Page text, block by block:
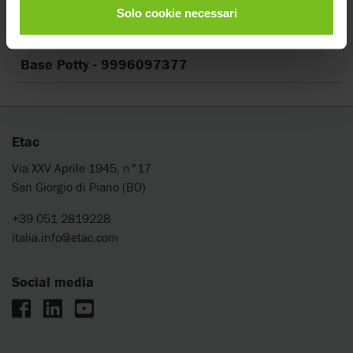
Solo cookie necessari
Cancella filtri
Manuale di montaggio
Base Potty - 9996097377
Etac
Via XXV Aprile 1945, n°17
San Giorgio di Piano (BO)
+39 051 2819228
italia.info@etac.com
Social media